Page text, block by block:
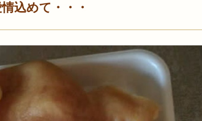
込めて・・・